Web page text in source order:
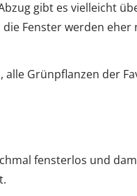
gibt es vielleicht
Fenster werden eher
Grünpflanzen der
fensterlos und